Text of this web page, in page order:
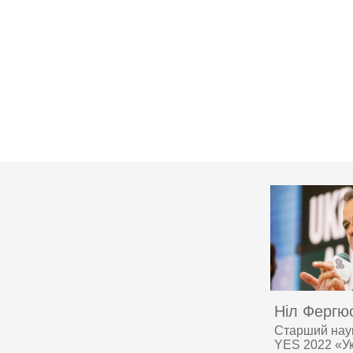
Ніл
Старший
YES 2022